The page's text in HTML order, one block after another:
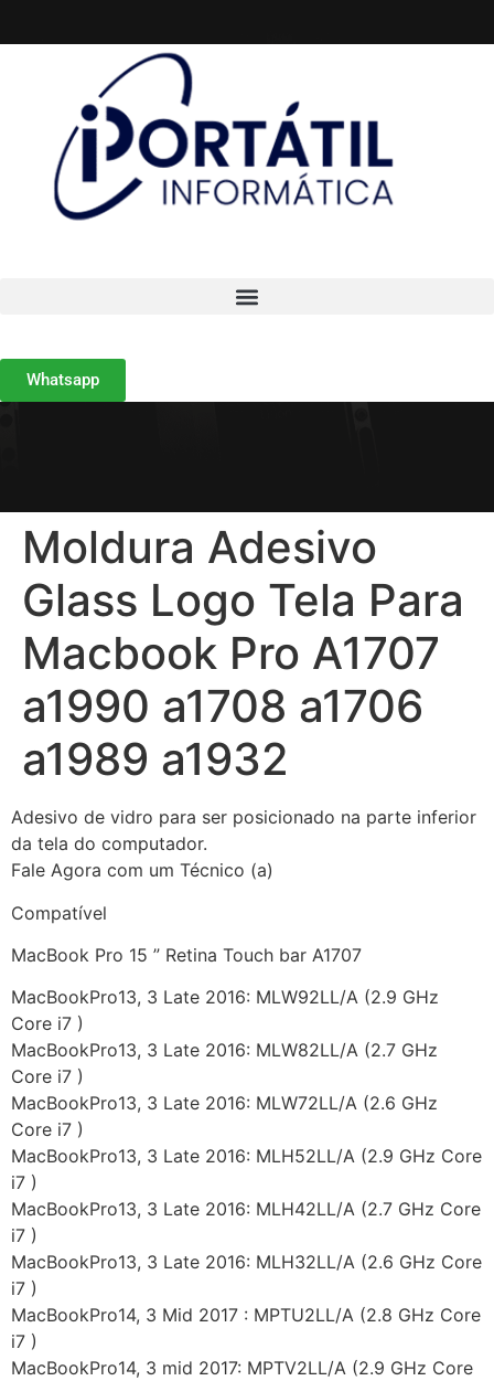
Whatsapp
Moldura Adesivo
Glass Logo Tela Para
Macbook Pro A1707
a1990 a1708 a1706
a1989 a1932
Adesivo de vidro para ser posicionado na parte inferior
da tela do computador.
Fale Agora com um Técnico (a)
Compatível
MacBook Pro 15 ” Retina Touch bar A1707
MacBookPro13, 3 Late 2016: MLW92LL/A (2.9 GHz
Core i7 )
MacBookPro13, 3 Late 2016: MLW82LL/A (2.7 GHz
Core i7 )
MacBookPro13, 3 Late 2016: MLW72LL/A (2.6 GHz
Core i7 )
MacBookPro13, 3 Late 2016: MLH52LL/A (2.9 GHz Core
i7 )
MacBookPro13, 3 Late 2016: MLH42LL/A (2.7 GHz Core
i7 )
MacBookPro13, 3 Late 2016: MLH32LL/A (2.6 GHz Core
i7 )
MacBookPro14, 3 Mid 2017 : MPTU2LL/A (2.8 GHz Core
i7 )
MacBookPro14, 3 mid 2017: MPTV2LL/A (2.9 GHz Core